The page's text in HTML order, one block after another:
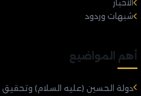
الأخبار
شبهات وردود
أهم المواضيع
دولة الحسين (عليه السلام) وتحقيق